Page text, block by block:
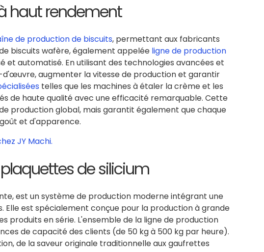
haut rendement
de production de biscuits, permettant aux fabricants
biscuits wafère, également appelée ligne de production
et automatisé. En utilisant des technologies avancées et
augmenter la vitesse de production et garantir
telles que les machines à étaler la crème et les
de haute qualité avec une efficacité remarquable. Cette
production global, mais garantit également que chaque
et d'apparence.
de silicium
est un système de production moderne intégrant une
est spécialement conçue pour la production à grande
produits en série. L'ensemble de la ligne de production
de capacité des clients (de 50 kg à 500 kg par heure).
de la saveur originale traditionnelle aux gaufrettes